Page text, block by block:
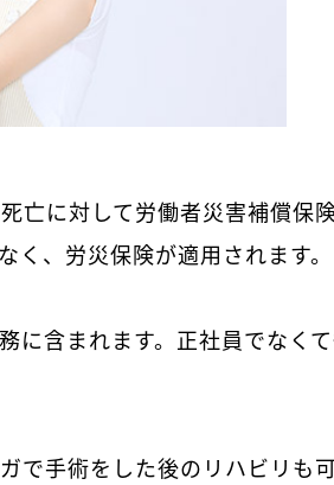
亡に対して労働者災害補償保
、労災保険が適用されます。
含まれます。正社員でなくて
で手術をした後のリハビリも